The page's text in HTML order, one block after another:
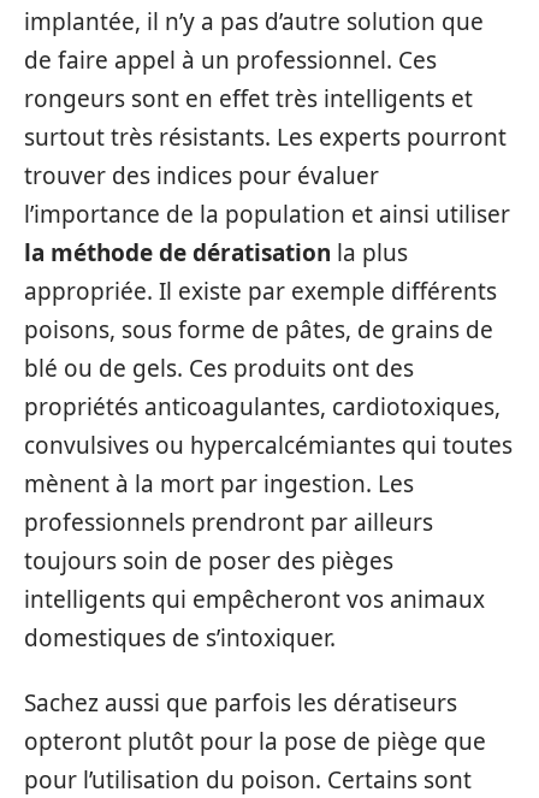
implantée, il n’y a pas d’autre solution que
de faire appel à un professionnel. Ces
rongeurs sont en effet très intelligents et
surtout très résistants. Les experts pourront
trouver des indices pour évaluer
l’importance de la population et ainsi utiliser
la méthode de dératisation la plus
appropriée. Il existe par exemple différents
poisons, sous forme de pâtes, de grains de
blé ou de gels. Ces produits ont des
propriétés anticoagulantes, cardiotoxiques,
convulsives ou hypercalcémiantes qui toutes
mènent à la mort par ingestion. Les
professionnels prendront par ailleurs
toujours soin de poser des pièges
intelligents qui empêcheront vos animaux
domestiques de s’intoxiquer.
Sachez aussi que parfois les dératiseurs
opteront plutôt pour la pose de piège que
pour l’utilisation du poison. Certains sont